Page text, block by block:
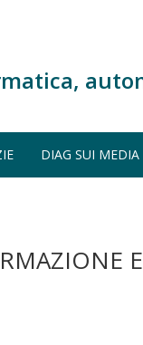
DIAG SUI MEDIA